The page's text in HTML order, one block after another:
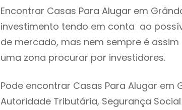
Encontrar Casas Para Alugar em
investimento tendo em conta ao
de mercado, mas nem sempre é
uma zona procurar por investidores.
Pode encontrar Casas Para Alugar
Autoridade Tributária, Segurança